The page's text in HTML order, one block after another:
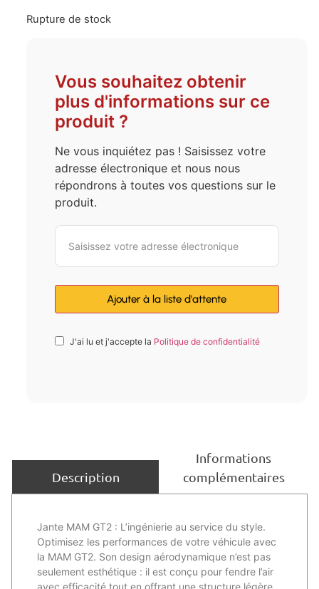
Rupture de stock
Vous souhaitez obtenir
plus d'informations sur ce
produit ?
Ne vous inquiétez pas ! Saisissez votre
adresse électronique et nous nous
répondrons à toutes vos questions sur le
produit.
J'ai lu et j'accepte la Politique de confidentialité
Description
Informations
complémentaires
Jante MAM GT2 : L’ingénierie au service du style.
Optimisez les performances de votre véhicule avec
la MAM GT2. Son design aérodynamique n’est pas
seulement esthétique : il est conçu pour fendre l’air
avec efficacité tout en offrant une structure légère.